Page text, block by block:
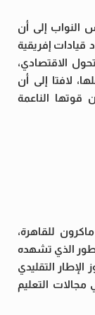
النواب إلى أن
قيادات إفريقية
الاقتصادي،
لافتا إلى أن
الناعمة
للقاهرة،
الذي تشهده
الإطار التقليدي
التعليم